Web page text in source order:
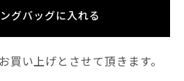
グバッグに入れる
買い上げとさせて頂きます。